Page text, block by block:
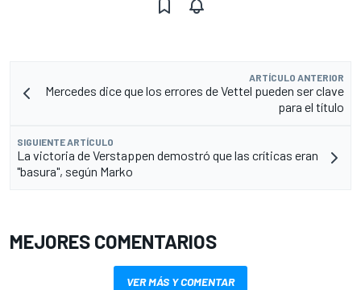
ARTÍCULO ANTERIOR
Mercedes dice que los errores de Vettel pueden ser clave
para el título
SIGUIENTE ARTÍCULO
La victoria de Verstappen demostró que las críticas eran
"basura", según Marko
MEJORES COMENTARIOS
VER MÁS Y COMENTAR